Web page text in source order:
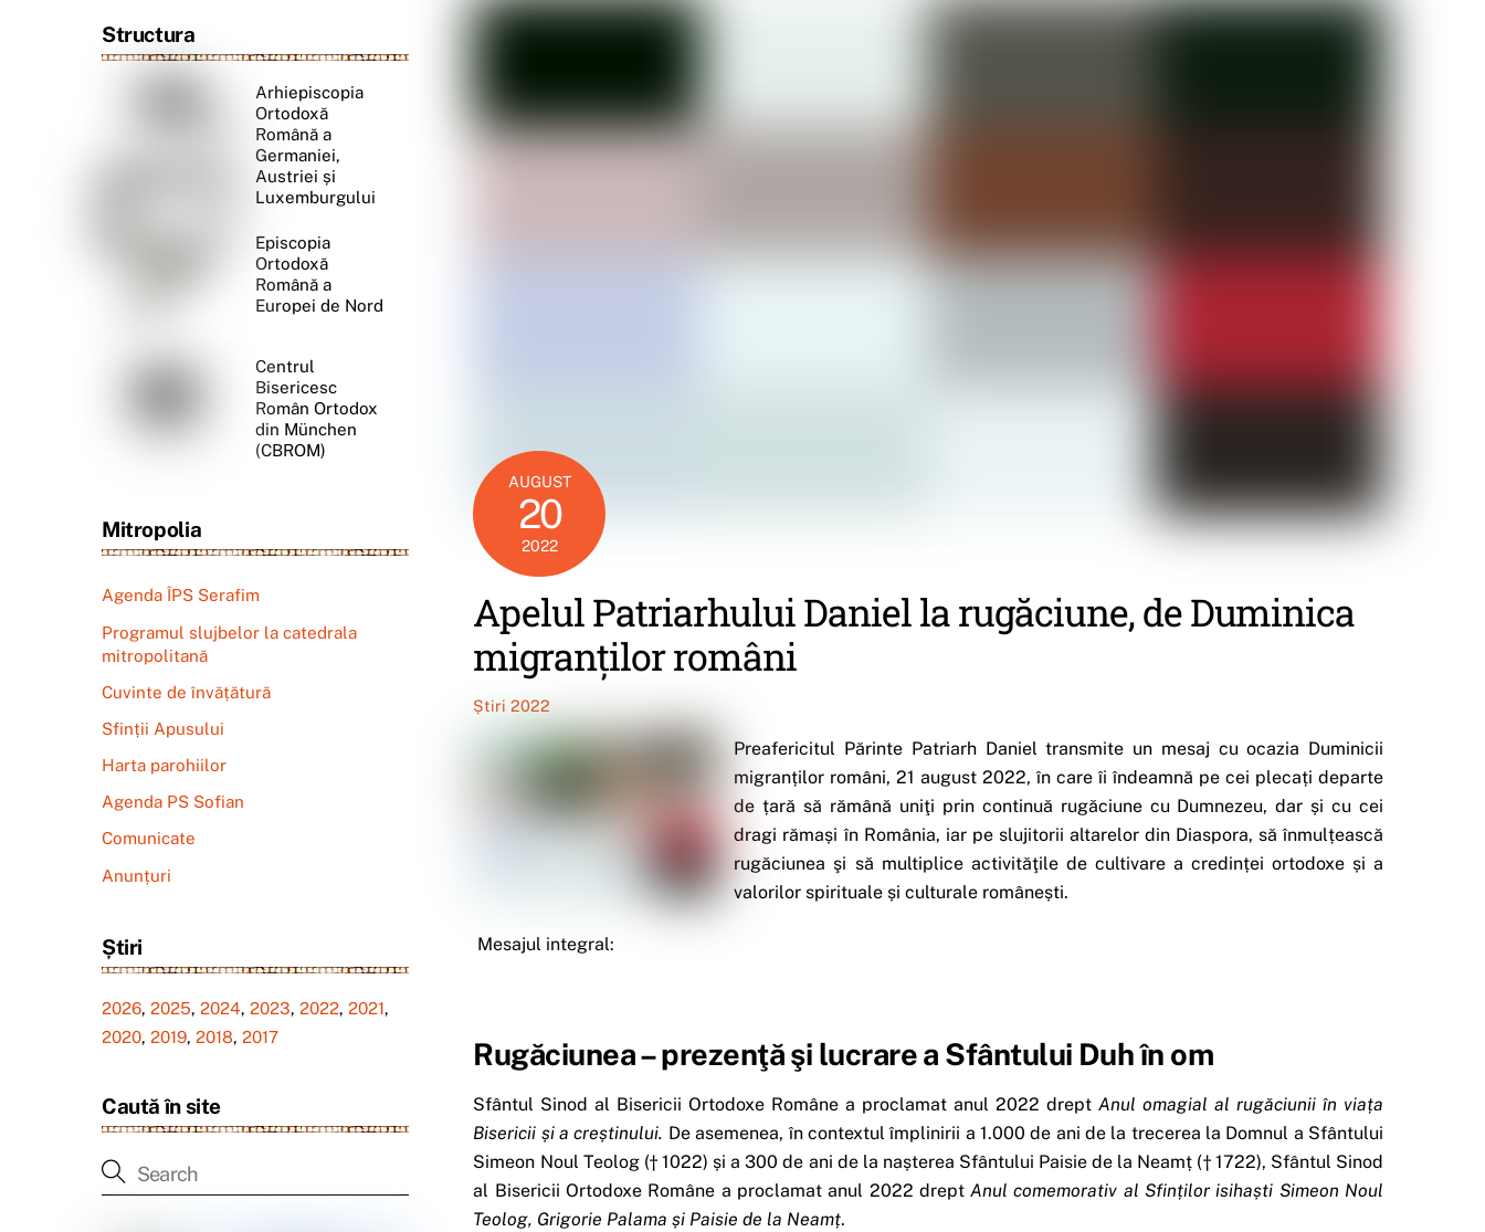
AUGUST
20
2022
Apelul Patriarhului Daniel la rugăciune, de Duminica
migranților români
Știri 2022
Preafericitul Părinte Patriarh Daniel transmite un mesaj cu ocazia Duminicii
migranților români, 21 august 2022, în care îi îndeamnă pe cei plecați departe
de țară să rămână uniţi prin continuă rugăciune cu Dumnezeu, dar și cu cei
dragi rămași în România, iar pe slujitorii altarelor din Diaspora, să înmulțească
rugăciunea şi să multiplice activităţile de cultivare a credinței ortodoxe și a
valorilor spirituale și culturale românești.
Mesajul integral:
Rugăciunea – prezenţă şi lucrare a Sfântului Duh în om
Sfântul Sinod al Bisericii Ortodoxe Române a proclamat anul 2022 dreptAnul omagial al rugăciunii în viața
Bisericii și a creștinului. De asemenea, în contextul împlinirii a 1.000 de ani de la trecerea la Domnul a Sfântului
Simeon Noul Teolog († 1022) și a 300 de ani de la nașterea Sfântului Paisie de la Neamț († 1722), Sfântul Sinod
al Bisericii Ortodoxe Române a proclamat anul 2022 dreptAnul comemorativ al Sfinților isihaști Simeon Noul
Teolog, Grigorie Palamași Paisie de la Neamț.
Structura
Arhiepiscopia
Ortodoxă
Română a
Germaniei,
Austriei și
Luxemburgului
Episcopia
Ortodoxă
Română a
Europei de Nord
Centrul
Bisericesc
Român Ortodox
din München
(CBROM)
Mitropolia
Agenda ÎPS Serafim
Programul slujbelor la catedrala
mitropolitană
Cuvinte de învățătură
Sfinții Apusului
Harta parohiilor
Agenda PS Sofian
Comunicate
Anunțuri
Știri
2026, 2025, 2024, 2023, 2022, 2021,
2020, 2019, 2018, 2017
Caută în site